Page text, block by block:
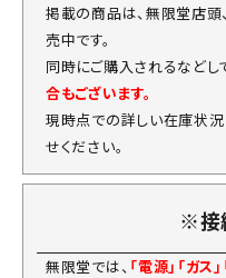
掲載の商品は、無限堂店頭
売中です。
同時にご購入されるなどし
合もございます。
現時点での詳しい在庫状
せください。
※接
無限堂では、 「電源」「ガ